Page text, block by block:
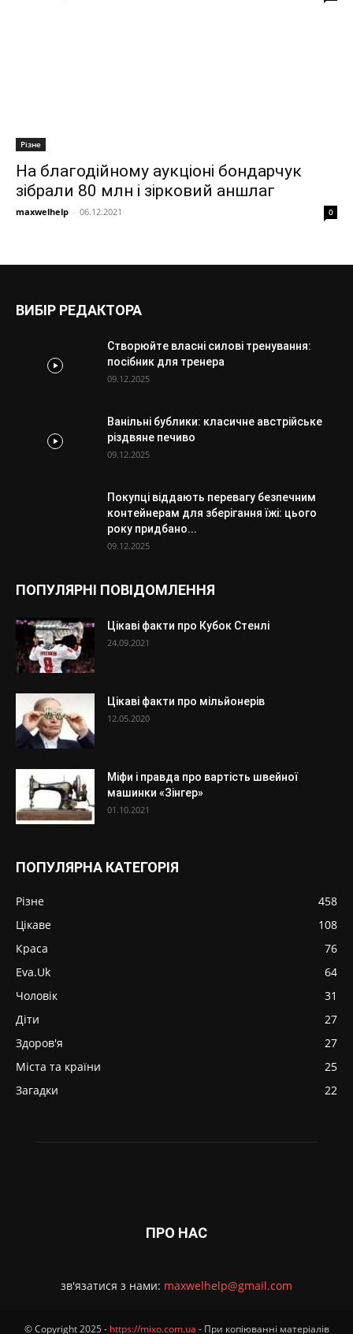
Різне
На благодійному аукціоні бондарчук
зібрали 80 млн і зірковий аншлаг
maxwelhelp - 06.12.2021 0
ВИБІР РЕДАКТОРА
Створюйте власні силові тренування:
посібник для тренера
09.12.2025
Ванільні бублики: класичне австрійське
різдвяне печиво
09.12.2025
Покупці віддають перевагу безпечним
контейнерам для зберігання їжі: цього
року придбано...
09.12.2025
ПОПУЛЯРНІ ПОВІДОМЛЕННЯ
Цікаві факти про Кубок Стенлі
24.09.2021
Цікаві факти про мільйонерів
12.05.2020
Міфи і правда про вартість швейної
машинки «Зінгер»
01.10.2021
ПОПУЛЯРНА КАТЕГОРІЯ
Різне
458
Цікаве
108
Краса
76
Eva.Uk
64
Чоловік
31
Діти
27
Здоров'я
27
Міста та країни
25
Загадки
22
ПРО НАС
зв'язатися з нами: maxwelhelp@gmail.com
© Copyright 2025 - https://mixo.com.ua - При копіюванні матеріалів